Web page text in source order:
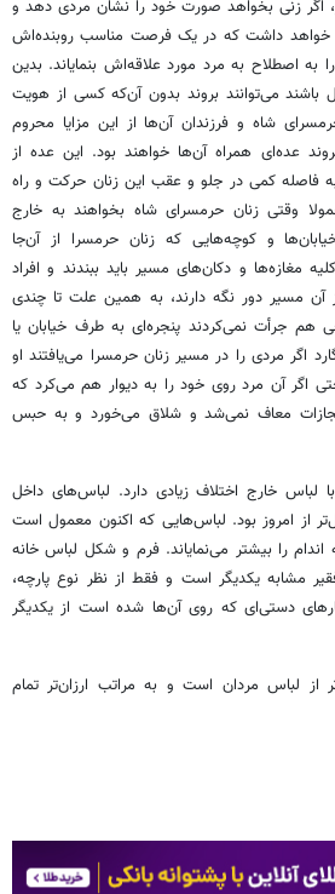
اگر زنی بخواهد صورت خود را نشان مردی دهد و
را خواهد داشت که در یک فرصت مناسب روبنده‌اش
به اصطلاح به مرد مورد علاقه‌اش بنمایاند. بدین
باشند می‌توانند بروند بدون آن‌که کسی از هویت
شاه و فرزندان آن‌ها از این مزایا محروم
عده‌ای همراه آن‌ها خواهند بود. این عده از
فاصله کمی در جلو و عقب این زنان حرکت و راه
وقتی زنان حرمسرای شاه بخواهند به خارج
و کوچه‌هایی که زنان حرمسرا از آن‌جا
مغازه‌ها و دکان‌های مسیر باید ببندند و افراد
آن مسیر دور نگه دارند، به همین علت تا چندی
هم جرأت نمی‌کردند پنجره‌ای به طرف خیابان یا
اگر مردی را در مسیر زنان حرمسرا می‌یافتند او
اگر آن مرد روی خود را به دیوار هم می‌کرد که
مجازات معاف نمی‌شد و شلاق می‌خورد و به حبس
لباس خارج اختلاف زیادی دارد. لباس‌های داخل
از امروز بود. لباس‌هایی که اکنون معمول است
را بیشتر می‌نمایاند. فرم و شکل لباس خانه
مشابه یکدیگر است و فقط از نظر نوع پارچه،
دستی‌ای که روی آن‌ها شده است از یکدیگر
از لباس مردان است و به مراتب ارزان‌تر تمام